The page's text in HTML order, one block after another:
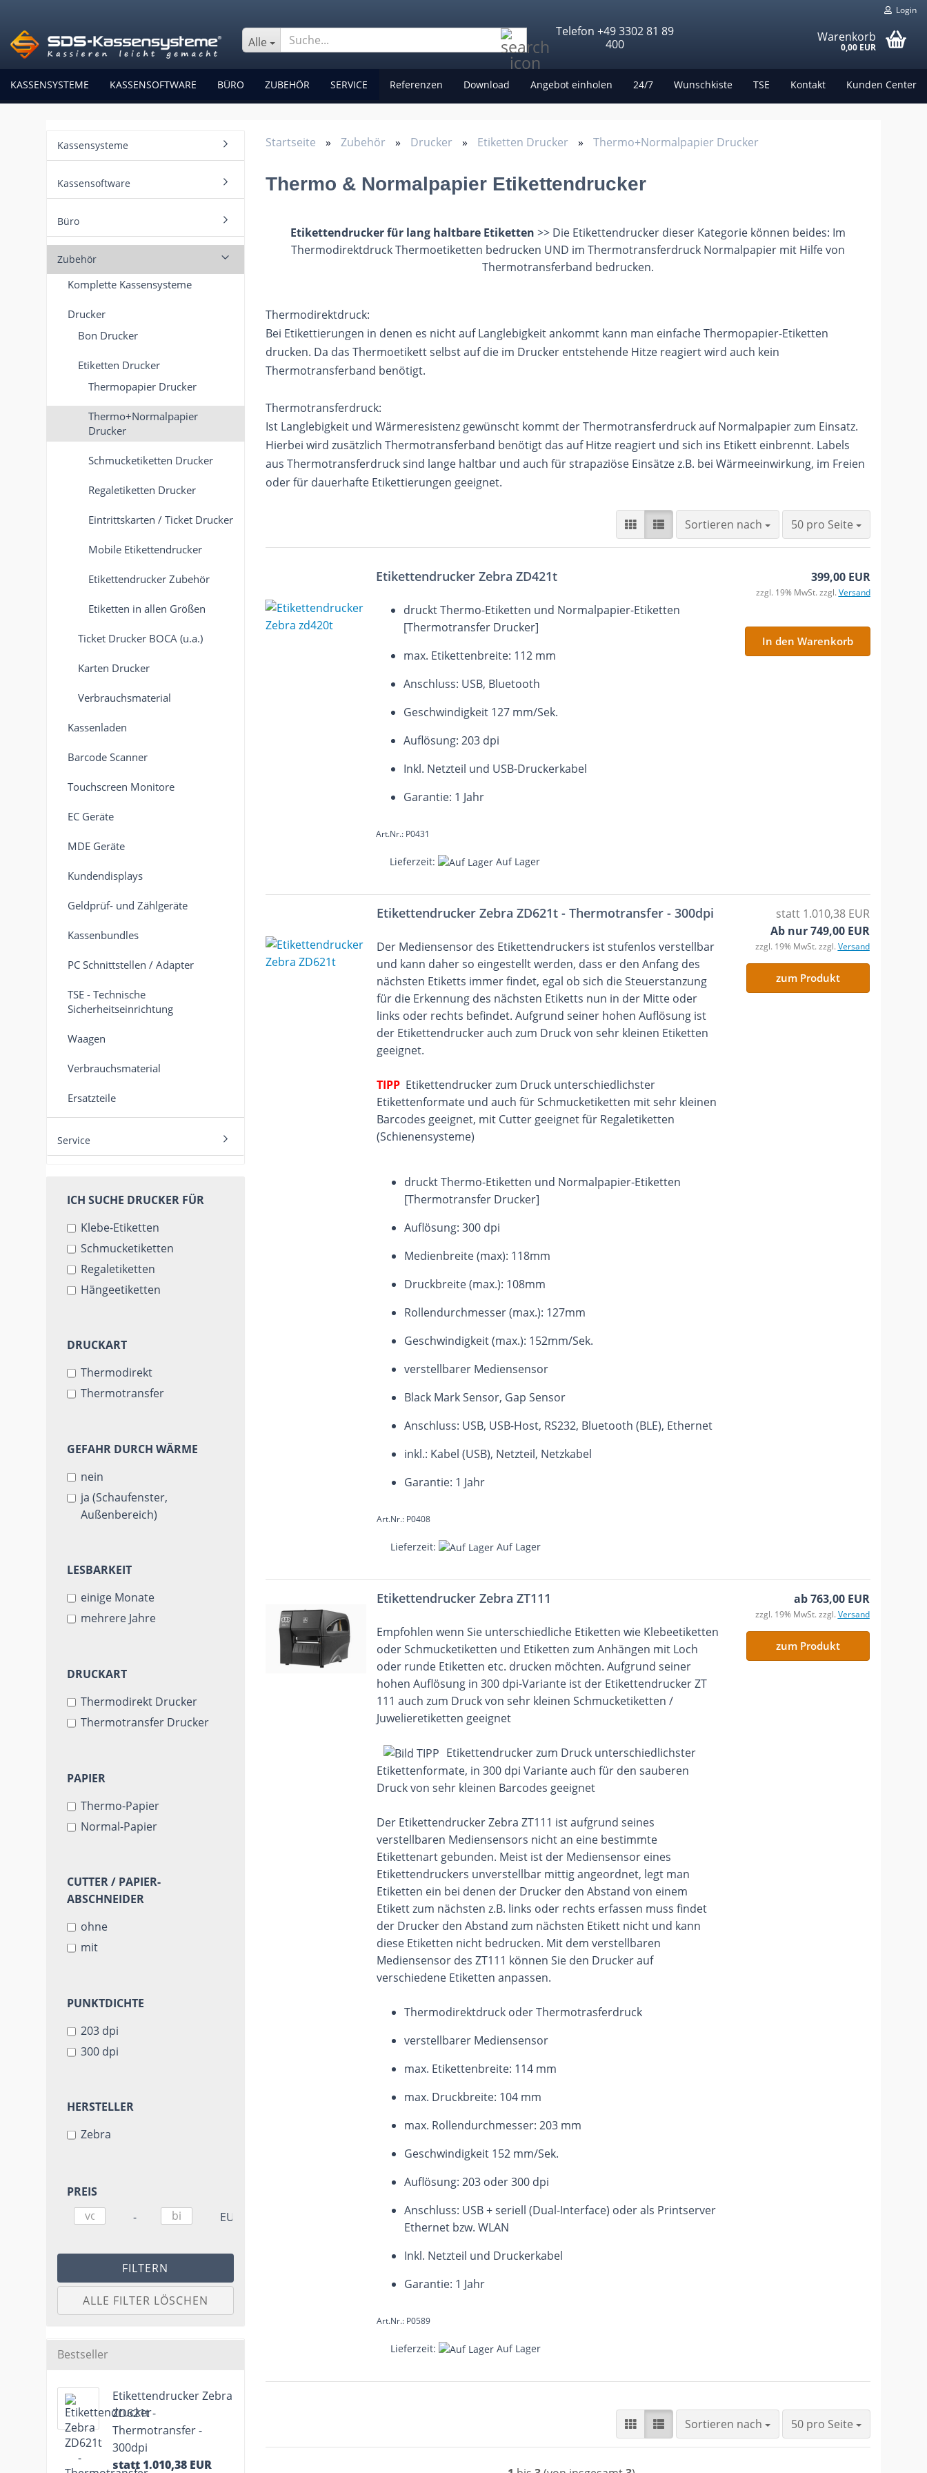
Login
Alle Suche...Telefon +49 3302 81 89
400
Warenkorb
0,00 EUR
KASSENSYSTEME KASSENSOFTWARE BÜRO ZUBEHÖR SERVICE Referenzen Download Angebot einholen 24/7 Wunschkiste TSE Kontakt Kunden Center
Startseite » Zubehör » Drucker » Etiketten Drucker » Thermo+Normalpapier Drucker
Thermo & Normalpapier Etikettendrucker
Etikettendrucker für lang haltbare Etiketten >> Die Etikettendrucker dieser Kategorie können beides: Im
Thermodirektdruck Thermoetiketten bedrucken UND im Thermotransferdruck Normalpapier mit Hilfe von
Thermotransferband bedrucken.
Thermodirektdruck:
Bei Etikettierungen in denen es nicht auf Langlebigkeit ankommt kann man einfache Thermopapier-Etiketten
drucken. Da das Thermoetikett selbst auf die im Drucker entstehende Hitze reagiert wird auch kein
Thermotransferband benötigt.
Thermotransferdruck:
Ist Langlebigkeit und Wärmeresistenz gewünscht kommt der Thermotransferdruck auf Normalpapier zum Einsatz.
Hierbei wird zusätzlich Thermotransferband benötigt das auf Hitze reagiert und sich ins Etikett einbrennt. Labels
aus Thermotransferdruck sind lange haltbar und auch für strapaziöse Einsätze z.B. bei Wärmeeinwirkung, im Freien
oder für dauerhafte Etikettierungen geeignet.
Sortieren nach
Sortieren nach 50 pro Seite
pro Seite
Etikettendrucker Zebra ZD421t
druckt Thermo-Etiketten und Normalpapier-Etiketten
[Thermotransfer Drucker]
max. Etikettenbreite: 112 mm
Anschluss: USB, Bluetooth
Geschwindigkeit 127 mm/Sek.
Auflösung: 203 dpi
Inkl. Netzteil und USB-Druckerkabel
Garantie: 1 Jahr
Art.Nr.: P0431
Lieferzeit: Auf Lager
399,00 EUR
zzgl. 19% MwSt. zzgl. Versand
In den Warenkorb
Etikettendrucker Zebra ZD621t - Thermotransfer - 300dpi
Der Mediensensor des Etikettendruckers ist stufenlos verstellbar
und kann daher so eingestellt werden, dass er den Anfang des
nächsten Etiketts immer findet, egal ob sich die Steuerstanzung
für die Erkennung des nächsten Etiketts nun in der Mitte oder
links oder rechts befindet. Aufgrund seiner hohen Auflösung ist
der Etikettendrucker auch zum Druck von sehr kleinen Etiketten
geeignet.
TIPP Etikettendrucker zum Druck unterschiedlichster
Etikettenformate und auch für Schmucketiketten mit sehr kleinen
Barcodes geeignet, mit Cutter geeignet für Regaletiketten
(Schienensysteme)
druckt Thermo-Etiketten und Normalpapier-Etiketten
[Thermotransfer Drucker]
Auflösung: 300 dpi
Medienbreite (max): 118mm
Druckbreite (max.): 108mm
Rollendurchmesser (max.): 127mm
Geschwindigkeit (max.): 152mm/Sek.
verstellbarer Mediensensor
Black Mark Sensor, Gap Sensor
Anschluss: USB, USB-Host, RS232, Bluetooth (BLE), Ethernet
inkl.: Kabel (USB), Netzteil, Netzkabel
Garantie: 1 Jahr
Art.Nr.: P0408
Lieferzeit: Auf Lager
statt 1.010,38 EUR
Ab nur 749,00 EUR
zzgl. 19% MwSt. zzgl. Versand
zum Produkt
Etikettendrucker Zebra ZT111
Empfohlen wenn Sie unterschiedliche Etiketten wie Klebeetiketten
oder Schmucketiketten und Etiketten zum Anhängen mit Loch
oder runde Etiketten etc. drucken möchten. Aufgrund seiner
hohen Auflösung in 300 dpi-Variante ist der Etikettendrucker ZT
111 auch zum Druck von sehr kleinen Schmucketiketten /
Juwelieretiketten geeignet
Etikettendrucker zum Druck unterschiedlichster
Etikettenformate, in 300 dpi Variante auch für den sauberen
Druck von sehr kleinen Barcodes geeignet
Der Etikettendrucker Zebra ZT111 ist aufgrund seines
verstellbaren Mediensensors nicht an eine bestimmte
Etikettenart gebunden. Meist ist der Mediensensor eines
Etikettendruckers unverstellbar mittig angeordnet, legt man
Etiketten ein bei denen der Drucker den Abstand von einem
Etikett zum nächsten z.B. links oder rechts erfassen muss findet
der Drucker den Abstand zum nächsten Etikett nicht und kann
diese Etiketten nicht bedrucken. Mit dem verstellbaren
Mediensensor des ZT111 können Sie den Drucker auf
verschiedene Etiketten anpassen.
Thermodirektdruck oder Thermotrasferdruck
verstellbarer Mediensensor
max. Etikettenbreite: 114 mm
max. Druckbreite: 104 mm
max. Rollendurchmesser: 203 mm
Geschwindigkeit 152 mm/Sek.
Auflösung: 203 oder 300 dpi
Anschluss: USB + seriell (Dual-Interface) oder als Printserver
Ethernet bzw. WLAN
Inkl. Netzteil und Druckerkabel
Garantie: 1 Jahr
Art.Nr.: P0589
Lieferzeit: Auf Lager
ab 763,00 EUR
zzgl. 19% MwSt. zzgl. Versand
zum Produkt
Sortieren nach
Sortieren nach 50 pro Seite
pro Seite
Kassensysteme
Kassensoftware
Büro
Zubehör
Komplette Kassensysteme
Drucker
Bon Drucker
Etiketten Drucker
Thermopapier Drucker
Thermo+Normalpapier
Drucker
Schmucketiketten Drucker
Regaletiketten Drucker
Eintrittskarten / Ticket Drucker
Mobile Etikettendrucker
Etikettendrucker Zubehör
Etiketten in allen Größen
Ticket Drucker BOCA (u.a.)
Karten Drucker
Verbrauchsmaterial
Kassenladen
Barcode Scanner
Touchscreen Monitore
EC Geräte
MDE Geräte
Kundendisplays
Geldprüf- und Zählgeräte
Kassenbundles
PC Schnittstellen / Adapter
TSE - Technische
Sicherheitseinrichtung
Waagen
Verbrauchsmaterial
Ersatzteile
Service
ICH
DRUCKER
FÜR
ICH SUCHE DRUCKER FÜR
Klebe-Etiketten
Schmucketiketten
Regaletiketten
Hängeetiketten
DRUCKART
DRUCKART
Thermodirekt
Thermotransfer
GEFAHR
WÄRME
GEFAHR DURCH WÄRME
nein
ja (Schaufenster,
Außenbereich)
LESBARKEIT
LESBARKEIT
einige Monate
mehrere Jahre
DRUCKART
DRUCKART
Thermodirekt Drucker
Thermotransfer Drucker
PAPIER
PAPIER
Thermo-Papier
Normal-Papier
CUTTER
/
ABSCHNEIDER
CUTTER / PAPIER-
ABSCHNEIDER
ohne
mit
PUNKTDICHTE
PUNKTDICHTE
203 dpi
300 dpi
HERSTELLER
HERSTELLER
Zebra
PREIS
PREIS
Preis bis
- EUR
FILTERN
ALLE FILTER LÖSCHEN
Bestseller
Etikettendrucker Zebra
ZD621t -
Thermotransfer -
300dpi
statt 1.010,38 EUR